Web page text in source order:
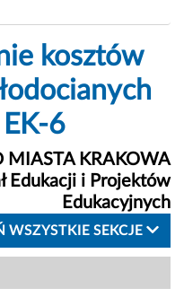
kosztów
6
MIASTA KRAKOWA
Edukacji i Projektów
Edukacyjnych
WSZYSTKIE SEKCJE